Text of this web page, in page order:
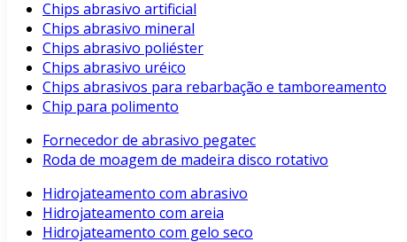
Chips abrasivo artificial
Chips abrasivo mineral
Chips abrasivo poliéster
Chips abrasivo uréico
Chips abrasivos para rebarbação e tamboreamento
Chip para polimento
Fornecedor de abrasivo pegatec
Roda de moagem de madeira disco rotativo
Hidrojateamento com abrasivo
Hidrojateamento com areia
Hidrojateamento com gelo seco